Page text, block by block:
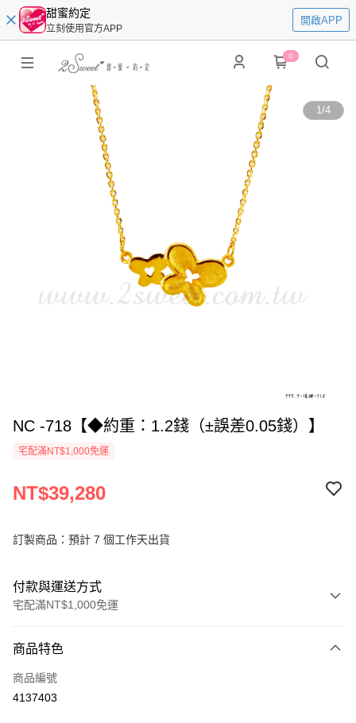
甜蜜約定
立刻使用官方APP
開啟APP
0
1/4
NC -718【◆約重：1.2錢（±誤差0.05錢）】
宅配滿NT$1,000免運
NT$39,280
訂製商品：預計 7 個工作天出貨
付款與運送方式
宅配滿NT$1,000免運
信用卡一次付款
信用卡分期付款
商品特色
商品編號
4137403